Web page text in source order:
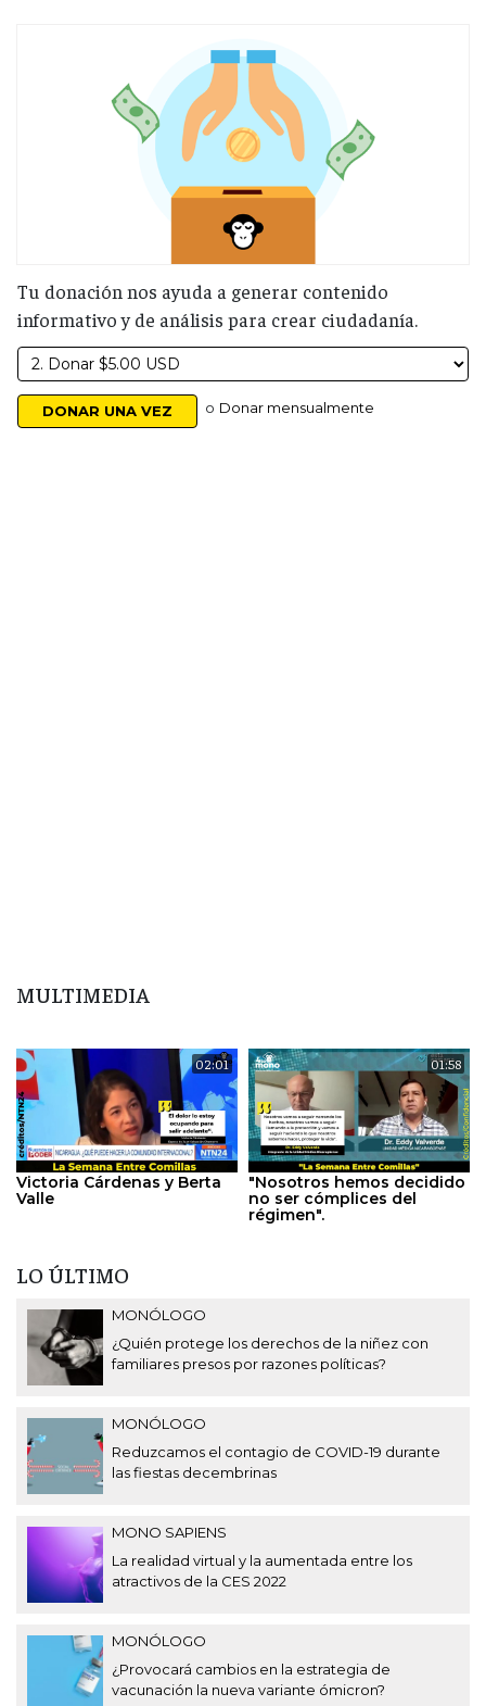
Tu donación nos ayuda a generar contenido
informativo y de análisis para crear ciudadanía.
o Donar mensualmente
MULTIMEDIA
02:01
Victoria Cárdenas y Berta
Valle
01:58
"Nosotros hemos decidido
no ser cómplices del
régimen".
LO ÚLTIMO
MONÓLOGO
¿Quién protege los derechos de la niñez con
familiares presos por razones políticas?
MONÓLOGO
Reduzcamos el contagio de COVID-19 durante
las fiestas decembrinas
MONO SAPIENS
La realidad virtual y la aumentada entre los
atractivos de la CES 2022
MONÓLOGO
¿Provocará cambios en la estrategia de
vacunación la nueva variante ómicron?